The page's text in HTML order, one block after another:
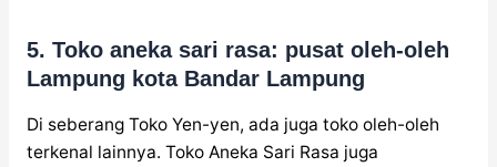
5. Toko aneka sari rasa: pusat oleh-oleh
Lampung kota Bandar Lampung
Di seberang Toko Yen-yen, ada juga toko oleh-oleh
terkenal lainnya. Toko Aneka Sari Rasa juga